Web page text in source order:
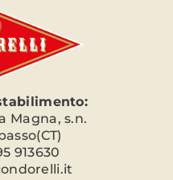
Magna, s.n.
913630